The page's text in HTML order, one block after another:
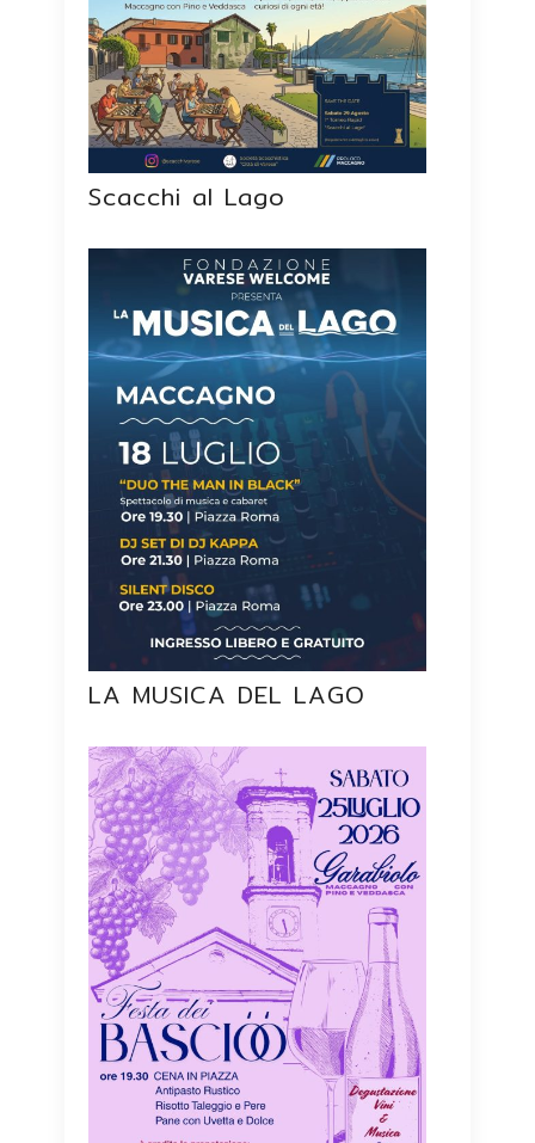
Scacchi al Lago
LA MUSICA DEL LAGO